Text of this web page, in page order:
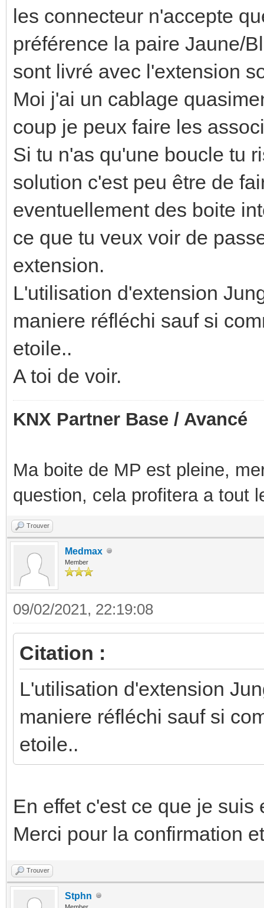
les connecteur n'accepte
préférence la paire Jaune/
sont livré avec l'extension
Moi j'ai un cablage
coup je peux faire les
Si tu n'as qu'une boucle tu
solution c'est peu être de
eventuellement des boite
ce que tu veux voir de
extension.
L'utilisation d'extension
maniere réfléchi sauf si
etoile..
A toi de voir.
KNX Partner Base / Avancé
Ma boite de MP est pleine,
question, cela profitera a tout
Trouver
Medmax
Member
09/02/2021, 22:19:08
Citation :
L'utilisation d'extension
maniere réfléchi sauf si
etoile..
En effet c'est ce que je
Merci pour la confirmation
Trouver
Stphn